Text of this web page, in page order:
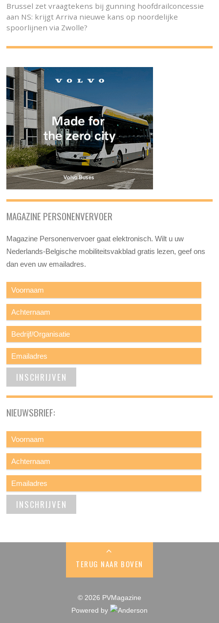
Brussel zet vraagtekens bij gunning hoofdrailconcessie
aan NS: krijgt Arriva nieuwe kans op noordelijke
spoorlijnen via Zwolle?
MAGAZINE PERSONENVERVOER
Magazine Personenvervoer gaat elektronisch. Wilt u uw
Nederlands-Belgische mobiliteitsvakblad gratis lezen, geef ons
dan even uw emailadres.
NIEUWSBRIEF:
TERUG NAAR BOVEN
© 2026 PVMagazine
Powered by